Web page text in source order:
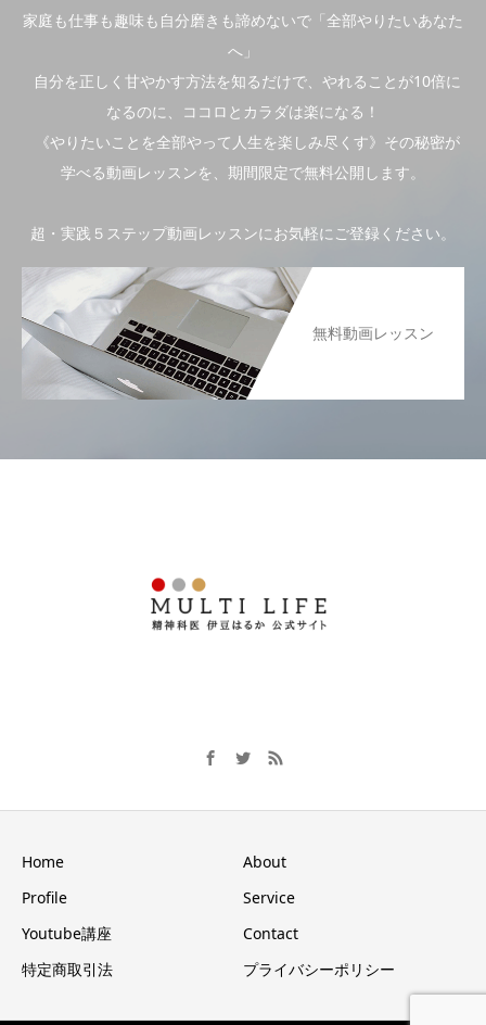
家庭も仕事も趣味も自分磨きも諦めないで「全部やりたいあなた
へ」
自分を正しく甘やかす方法を知るだけで、やれることが10倍に
なるのに、ココロとカラダは楽になる！
《やりたいことを全部やって人生を楽しみ尽くす》その秘密が
学べる動画レッスンを、期間限定で無料公開します。
超・実践５ステップ動画レッスンにお気軽にご登録ください。
無料動画レッスン
Home
About
Profile
Service
Youtube講座
Contact
特定商取引法
プライバシーポリシー